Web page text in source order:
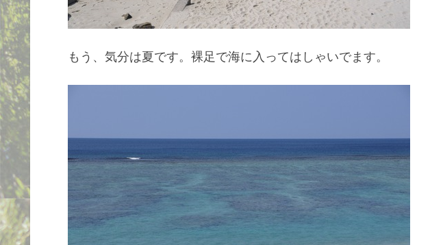
もう、気分は夏です。裸足で海に入ってはしゃいでます。